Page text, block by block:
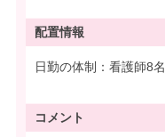
配置情報
日勤の体制：看護師8名
コメント